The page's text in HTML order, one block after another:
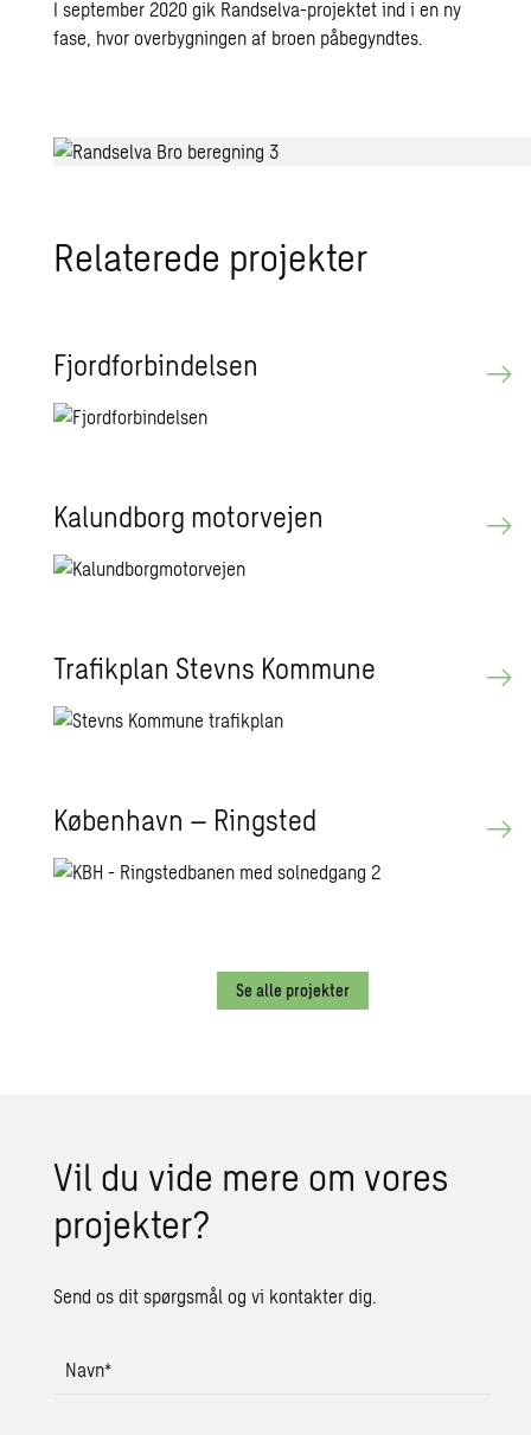
I september 2020 gik Randselva-projektet ind i en ny
fase, hvor overbygningen af broen påbegyndtes.
Relaterede projekter
Fjordforbindelsen
Kalundborg motorvejen
Trafikplan Stevns Kommune
København – Ringsted
Se alle projekter
Vil du vide mere om vores
projekter?
Send os dit spørgsmål og vi kontakter dig.
Navn*